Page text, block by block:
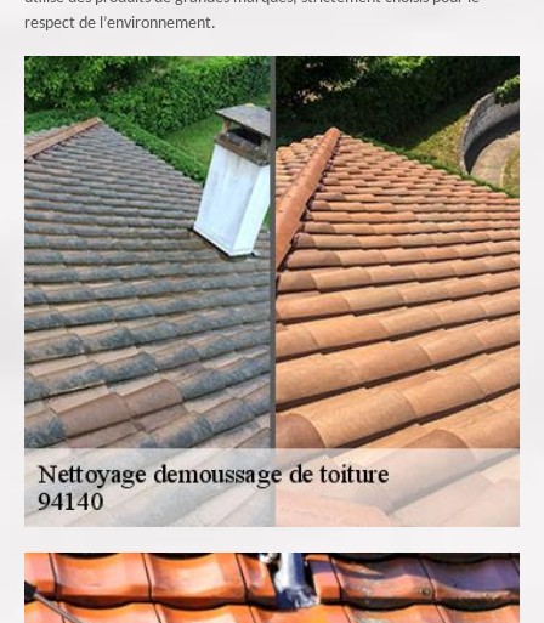
respect de l’environnement.